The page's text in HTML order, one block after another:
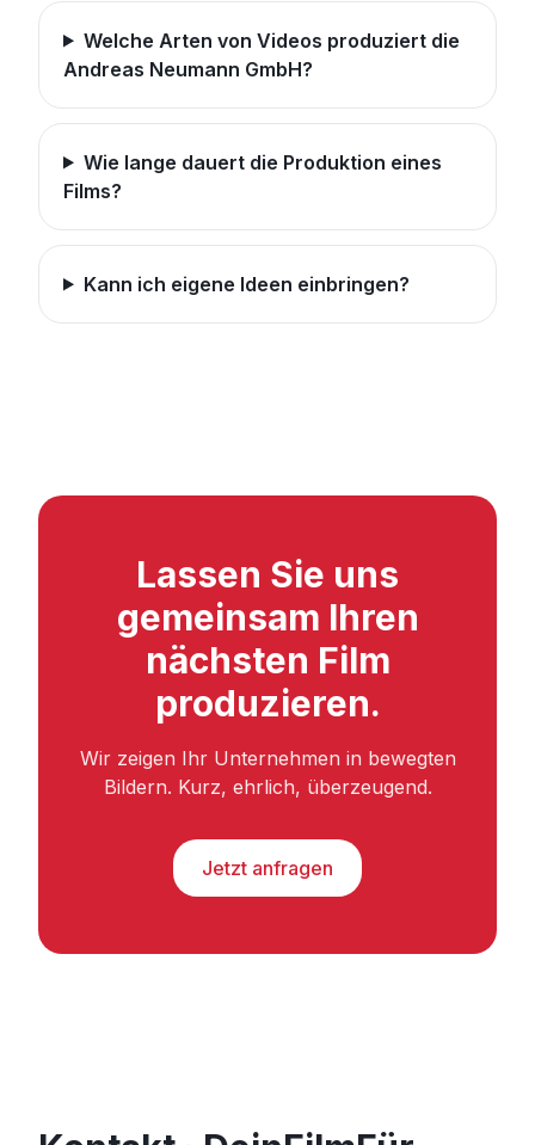
Welche Arten von Videos produziert die
Andreas Neumann GmbH?
Wie lange dauert die Produktion eines
Films?
Kann ich eigene Ideen einbringen?
Lassen Sie uns
gemeinsam Ihren
nächsten Film
produzieren.
Wir zeigen Ihr Unternehmen in bewegten
Bildern. Kurz, ehrlich, überzeugend.
Jetzt anfragen